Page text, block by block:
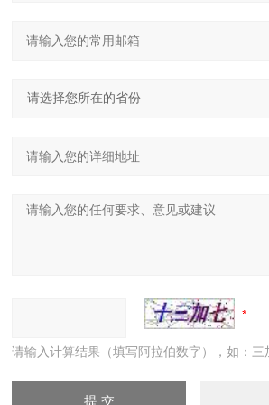
请输入计算结果（填写阿拉伯数字），如：三